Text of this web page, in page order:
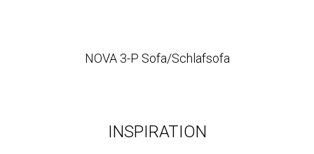
NOVA 3-P Sofa/Schlafsofa
INSPIRATION